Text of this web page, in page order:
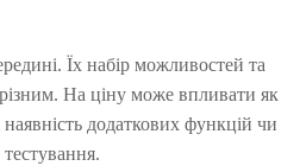
Їх набір можливостей та
На ціну може впливати як
додаткових функцій чи